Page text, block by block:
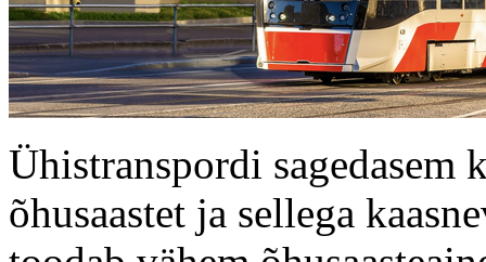
Ühistranspordi sagedasem
õhusaastet ja sellega